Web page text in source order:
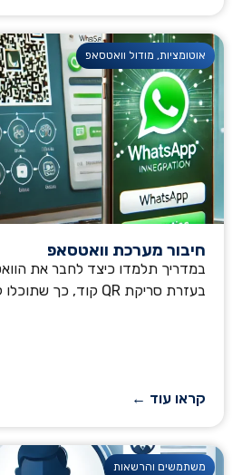
אוטומציות, מודול וואטסאפ
חיבור מערכת וואטסאפ
במדריך תלמדו כיצד לחבר את
בעזרת סריקת QR קוד, כך שתוכלו לנהל תקשורת יעילה
קראו עוד ←
משתמשים והרשאות